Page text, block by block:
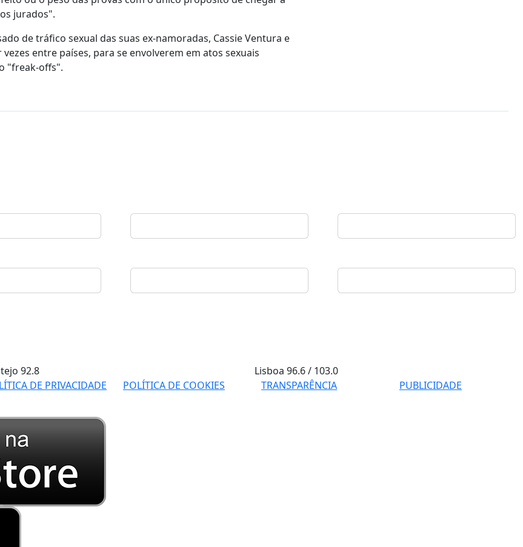
jurados".
de tráfico sexual das suas ex-namoradas, Cassie Ventura e
entre países, para se envolverem em atos sexuais
"freak-offs".
92.8 Lisboa96.6 / 103.0
DE PRIVACIDADE POLÍTICA DE COOKIES TRANSPARÊNCIA
PUBLICIDADE